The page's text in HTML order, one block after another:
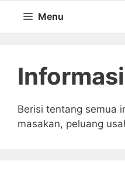
isi
Menu
Informasi
Berisi tentang semua
masakan, peluang